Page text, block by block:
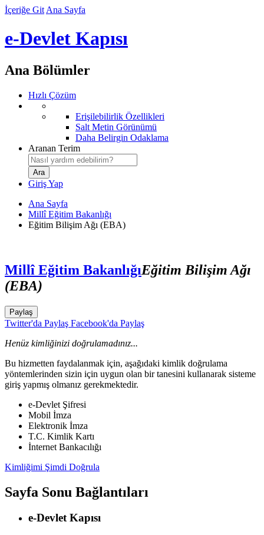
İçeriğe Git Ana Sayfa
e-Devlet Kapısı
Ana Bölümler
Hızlı Çözüm
Erişilebilirlik Özellikleri
Salt Metin Görünümü
Daha Belirgin Odaklama
Aranan Terim
Giriş Yap
Ana Sayfa
Millî Eğitim Bakanlığı
Eğitim Bilişim Ağı (EBA)
Millî Eğitim BakanlığıEğitim Bilişim Ağı
(EBA)
Paylaş
Twitter'da Paylaş Facebook'da Paylaş
Henüz kimliğinizi doğrulamadınız...
Bu hizmetten faydalanmak için, aşağıdaki kimlik doğrulama
yöntemlerinden sizin için uygun olan bir tanesini kullanarak sisteme
giriş yapmış olmanız gerekmektedir.
e-Devlet Şifresi
Mobil İmza
Elektronik İmza
T.C. Kimlik Kartı
İnternet Bankacılığı
Kimliğimi Şimdi Doğrula
Sayfa Sonu Bağlantıları
e-Devlet Kapısı